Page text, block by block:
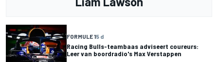
FORMULE 15 d
Racing Bulls-teambaas adviseert coureurs:
Leer van boordradio's Max Verstappen